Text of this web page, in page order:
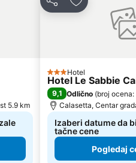
5.9 km
Deli Dodati u
3 Zvezdice
Hotel
Hotel Le Sabbie
9,1 Odlično (broj ocena:
Calasetta, Centar
Izaberi datume da
tačne cene
Pogledaj